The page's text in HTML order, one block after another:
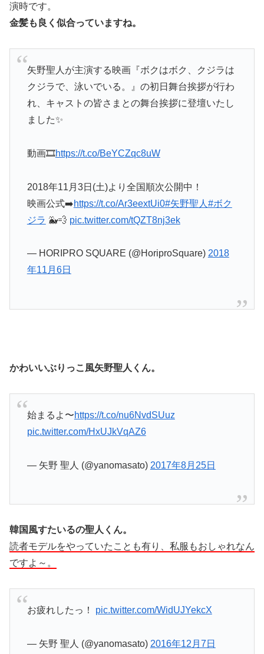
演時です。
金髪も良く似合っていますね。
矢野聖人が主演する映画『ボクはボク、クジラは
クジラで、泳いでいる。』の初日舞台挨拶が行わ
れ、キャストの皆さまとの舞台挨拶に登壇いたし
ました✨
動画🎞https://t.co/BeYCZqc8uW
2018年11月3日(土)より全国順次公開中！
映画公式➡️https://t.co/Ar3eextUi0#矢野聖人 #ボク
ジラ 🐳💨 pic.twitter.com/tQZT8nj3ek
— HORIPRO SQUARE (@HoriproSquare) 2018
年11月6日
かわいいぶりっこ風矢野聖人くん。
始まるよ〜https://t.co/nu6NvdSUuz
pic.twitter.com/HxUJkVqAZ6
— 矢野 聖人 (@yanomasato) 2017年8月25日
韓国風すたいるの聖人くん。
読者モデルをやっていたことも有り、私服もおしゃれなん
ですよ～。
お疲れしたっ！ pic.twitter.com/WidUJYekcX
— 矢野 聖人 (@yanomasato) 2016年12月7日